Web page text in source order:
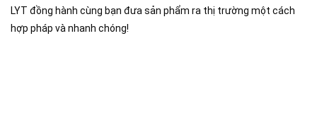
LYT đồng hành cùng bạn đưa sản phẩm ra thị trường một cách
hợp pháp và nhanh chóng!